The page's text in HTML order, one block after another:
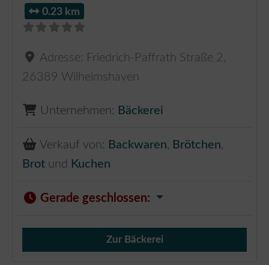
0.23 km
Adresse: Friedrich-Paffrath Straße 2 ,
26389 Wilhelmshaven
Unternehmen: Bäckerei
Verkauf von: Backwaren, Brötchen,
Brot und Kuchen
Gerade geschlossen:
Verkauf von Brötchen,
Zur Bäckerei